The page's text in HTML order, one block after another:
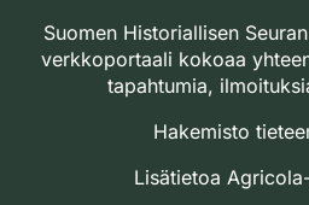
Suomen Historiallisen
verkkoportaali kokoaa
tapahtumia,
Hakemisto
Lisätietoa